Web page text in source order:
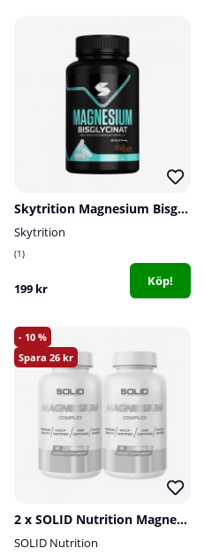
Skytrition Magnesium Bisglycinat, 90 caps
Skytrition
1
199 kr Köp!
10
26
2 x SOLID Nutrition Magnesium Complex, 90 caps
SOLID Nutrition